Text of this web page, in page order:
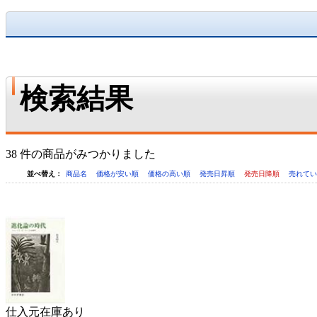
検索結果
38 件の商品がみつかりました
並べ替え： 商品名 価格が安い順 価格の高い順 発売日昇順 発売日降順 売れて
仕入元在庫あり